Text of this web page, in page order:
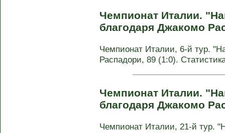
Чемпионат Италии.
благодаря Джакомо
Чемпионат Италии, 6-й тур.
Распадори, 89 (1:0).
Чемпионат Италии.
благодаря Джакомо
Чемпионат Италии, 21-й тур.